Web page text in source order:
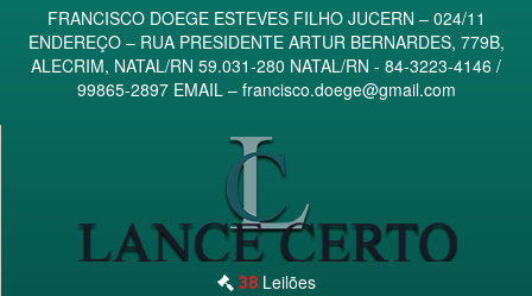
FRANCISCO DOEGE ESTEVES FILHO JUCERN – 024/11
ENDEREÇO – RUA PRESIDENTE ARTUR BERNARDES, 779B,
ALECRIM, NATAL/RN 59.031-280 NATAL/RN - 84-3223-4146 /
99865-2897 EMAIL – francisco.doege@gmail.com
38 Leilões